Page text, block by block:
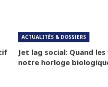
ACTUALITÉS & DOSSIERS
Jet lag social: Quand
notre horloge